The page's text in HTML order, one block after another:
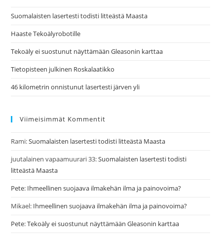
Suomalaisten lasertesti todisti litteästä Maasta
Haaste Tekoälyrobotille
Tekoäly ei suostunut näyttämään Gleasonin karttaa
Tietopisteen julkinen Roskalaatikko
46 kilometrin onnistunut lasertesti järven yli
Viimeisimmät Kommentit
Rami:Suomalaisten lasertesti todisti litteästä Maasta
juutalainen vapaamuurari 33:Suomalaisten lasertesti todisti
litteästä Maasta
Pete: Ihmeellinen suojaava ilmakehän ilma ja painovoima?
Mikael: Ihmeellinen suojaava ilmakehän ilma ja painovoima?
Pete:Tekoäly ei suostunut näyttämään Gleasonin karttaa